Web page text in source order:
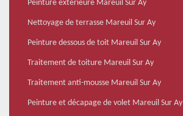
Peinture extérieure Mareuil Sur Ay
Nettoyage de terrasse Mareuil Sur Ay
Peinture dessous de toit Mareuil Sur Ay
Traitement de toiture Mareuil Sur Ay
Traitement anti-mousse Mareuil Sur Ay
Peinture et décapage de volet Mareuil Sur Ay